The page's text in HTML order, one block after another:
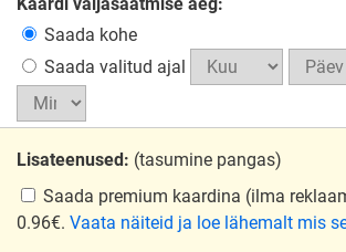
Kaardi väljasaatmise aeg:
Saada kohe
Saada valitud ajal
Lisateenused: (tasumine pangas)
Saada premium kaardina (ilma
0.96€. Vaata näiteid ja loe lähemalt mis